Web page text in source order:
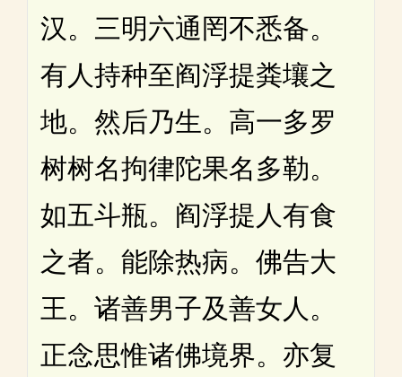
汉。三明六通罔不悉备。
有人持种至阎浮提粪壤之
地。然后乃生。高一多罗
树树名拘律陀果名多勒。
如五斗瓶。阎浮提人有食
之者。能除热病。佛告大
王。诸善男子及善女人。
正念思惟诸佛境界。亦复